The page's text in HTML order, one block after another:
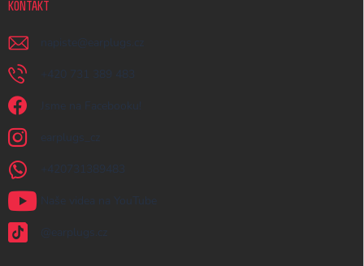
KONTAKT
napiste @ earplugs.cz
+420 731 389 483
Jsme na Facebooku!
earplugs_cz
+420731389483
Naše videa na YouTube
@earplugs.cz